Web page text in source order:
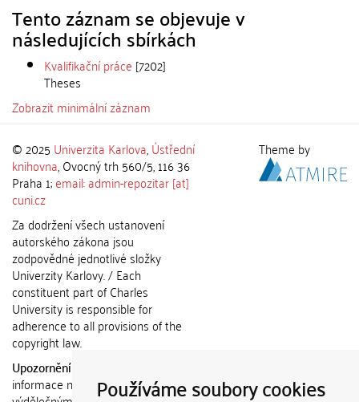
Používáme soubory cookies
Tento záznam se objevuje v
následujících sbírkách
Kvalifikační práce [7202]
Theses
Zobrazit minimální záznam
© 2025 Univerzita Karlova,Ústřední
knihovna, Ovocný trh 560/5, 116 36
Praha 1;email: admin-repozitar [at]
cuni.cz
Za dodržení všech ustanovení
autorského zákona jsou
zodpovědné jednotlivé složky
Univerzity Karlovy. / Each
constituent part of Charles
University is responsible for
adherence to all provisions of the
copyright law.
Upozornění / Notice:
informace nemohou být použity k
Theme by